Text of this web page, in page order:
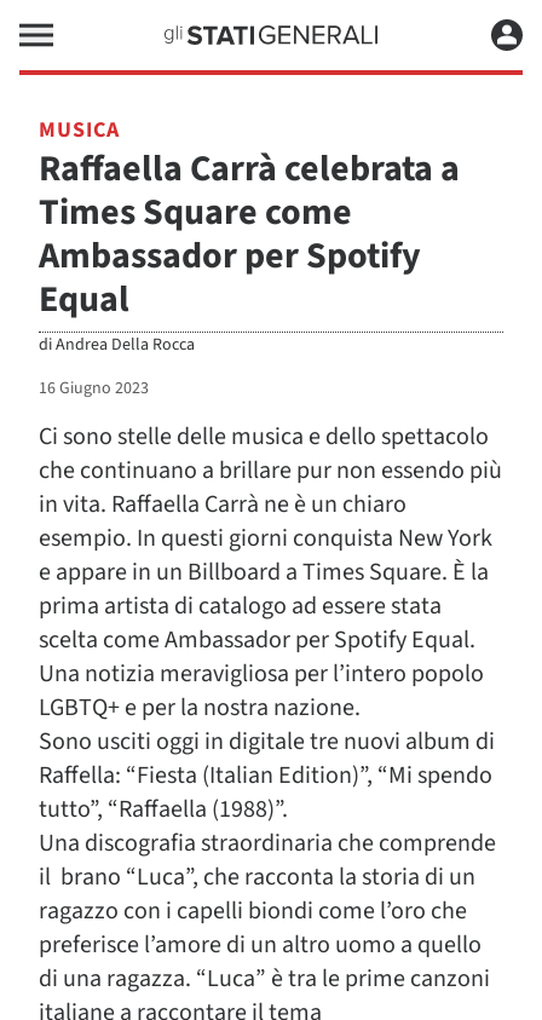
MUSICA
Raffaella Carrà celebrata a
Times Square come
Ambassador per Spotify
Equal
diAndrea Della Rocca
16 Giugno 2023
Ci sono stelle delle musica e dello spettacolo
che continuano a brillare pur non essendo più
in vita. Raffaella Carrà ne è un chiaro
esempio. In questi giorni conquista New York
e appare in un Billboard a Times Square. È la
prima artista di catalogo ad essere stata
scelta come Ambassador per Spotify Equal.
Una notizia meravigliosa per l’intero popolo
LGBTQ+ e per la nostra nazione.
Sono usciti oggi in digitale tre nuovi album di
Raffella: “Fiesta (Italian Edition)”, “Mi spendo
tutto”, “Raffaella (1988)”.
Una discografia straordinaria che comprende
il brano “Luca”, che racconta la storia di un
ragazzo con i capelli biondi come l’oro che
preferisce l’amore di un altro uomo a quello
di una ragazza. “Luca” è tra le prime canzoni
italiane a raccontare il tema